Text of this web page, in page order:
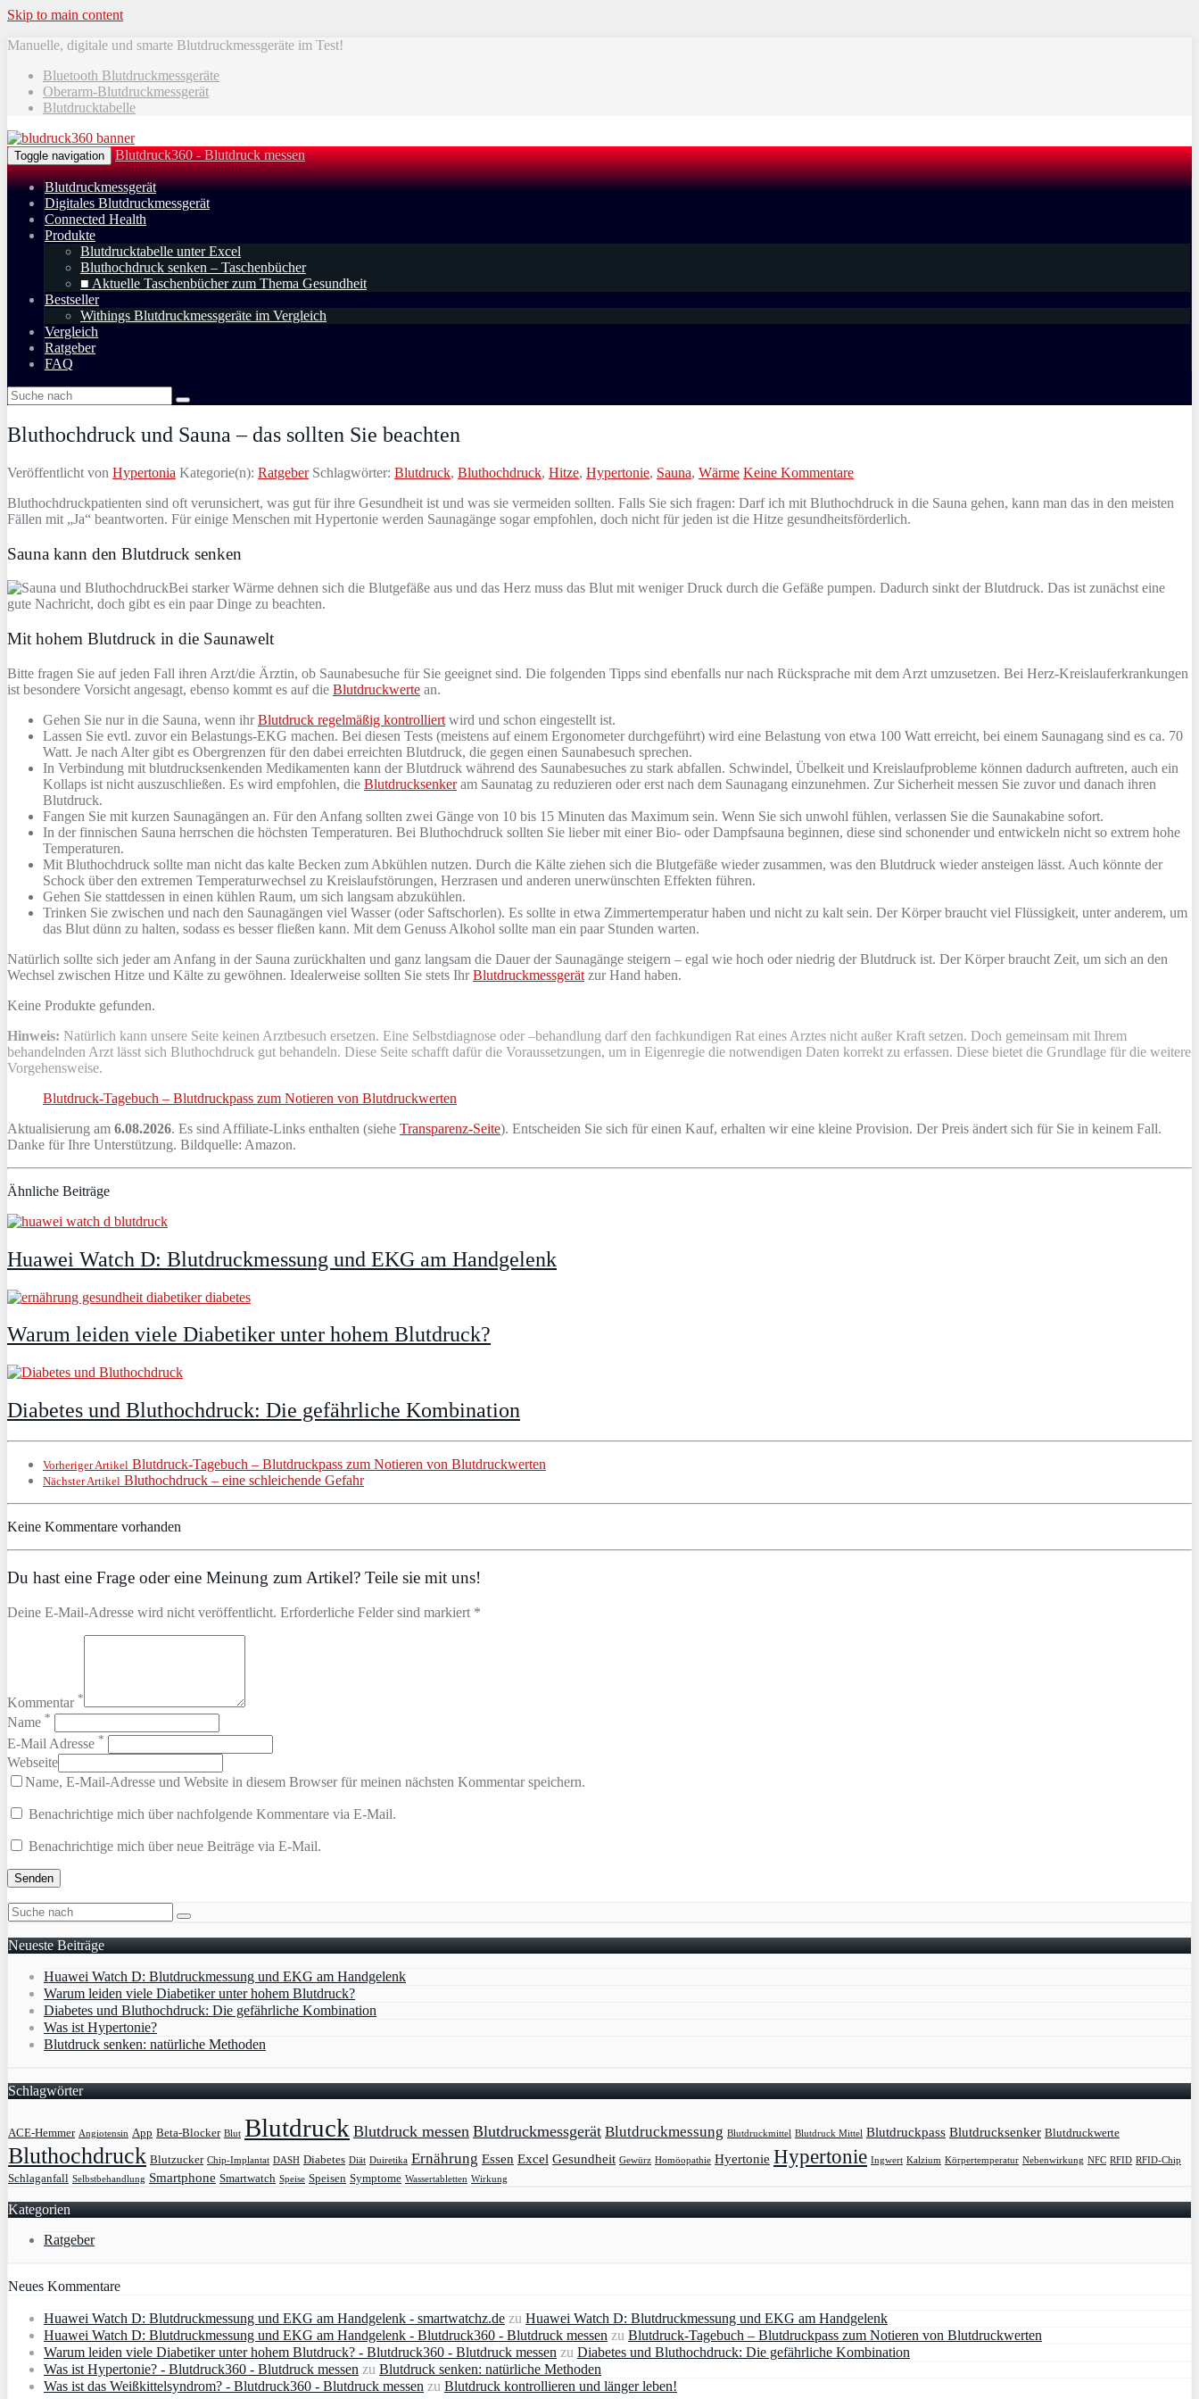
Skip to main content
Manuelle, digitale und smarte Blutdruckmessgeräte im Test!
Bluetooth Blutdruckmessgeräte
Oberarm-Blutdruckmessgerät
Blutdrucktabelle
Toggle navigation Blutdruck360 - Blutdruck messen
Blutdruckmessgerät
Digitales Blutdruckmessgerät
Connected Health
Produkte
Blutdrucktabelle unter Excel
Bluthochdruck senken – Taschenbücher
■ Aktuelle Taschenbücher zum Thema Gesundheit
Bestseller
Withings Blutdruckmessgeräte im Vergleich
Vergleich
Ratgeber
FAQ
Bluthochdruck und Sauna – das sollten Sie beachten
Veröffentlicht von Hypertonia Kategorie(n): RatgeberSchlagwörter: Blutdruck, Bluthochdruck, Hitze, Hypertonie, Sauna, Wärme Keine Kommentare
Bluthochdruckpatienten sind oft verunsichert, was gut für ihre Gesundheit ist und was sie vermeiden sollten. Falls Sie sich fragen: Darf ich mit Bluthochdruck in die Sauna gehen, kann man das in den meisten
Fällen mit „Ja“ beantworten. Für einige Menschen mit Hypertonie werden Saunagänge sogar empfohlen, doch nicht für jeden ist die Hitze gesundheitsförderlich.
Sauna kann den Blutdruck senken
Bei starker Wärme dehnen sich die Blutgefäße aus und das Herz muss das Blut mit weniger Druck durch die Gefäße pumpen. Dadurch sinkt der Blutdruck. Das ist zunächst eine
gute Nachricht, doch gibt es ein paar Dinge zu beachten.
Mit hohem Blutdruck in die Saunawelt
Bitte fragen Sie auf jeden Fall ihren Arzt/die Ärztin, ob Saunabesuche für Sie geeignet sind. Die folgenden Tipps sind ebenfalls nur nach Rücksprache mit dem Arzt umzusetzen. Bei Herz-Kreislauferkrankungen
ist besondere Vorsicht angesagt, ebenso kommt es auf die Blutdruckwerte an.
Gehen Sie nur in die Sauna, wenn ihrBlutdruck regelmäßig kontrolliert wird und schon eingestellt ist.
Lassen Sie evtl. zuvor ein Belastungs-EKG machen. Bei diesen Tests (meistens auf einem Ergonometer durchgeführt) wird eine Belastung von etwa 100 Watt erreicht, bei einem Saunagang sind es ca. 70
Watt. Je nach Alter gibt es Obergrenzen für den dabei erreichten Blutdruck, die gegen einen Saunabesuch sprechen.
In Verbindung mit blutdrucksenkenden Medikamenten kann der Blutdruck während des Saunabesuches zu stark abfallen. Schwindel, Übelkeit und Kreislaufprobleme können dadurch auftreten, auch ein
Kollaps ist nicht auszuschließen. Es wird empfohlen, die Blutdrucksenkeram Saunatag zu reduzieren oder erst nach dem Saunagang einzunehmen. Zur Sicherheit messen Sie zuvor und danach ihren
Blutdruck.
Fangen Sie mit kurzen Saunagängen an. Für den Anfang sollten zwei Gänge von 10 bis 15 Minuten das Maximum sein. Wenn Sie sich unwohl fühlen, verlassen Sie die Saunakabine sofort.
In der finnischen Sauna herrschen die höchsten Temperaturen. Bei Bluthochdruck sollten Sie lieber mit einer Bio- oder Dampfsauna beginnen, diese sind schonender und entwickeln nicht so extrem hohe
Temperaturen.
Mit Bluthochdruck sollte man nicht das kalte Becken zum Abkühlen nutzen. Durch die Kälte ziehen sich die Blutgefäße wieder zusammen, was den Blutdruck wieder ansteigen lässt. Auch könnte der
Schock über den extremen Temperaturwechsel zu Kreislaufstörungen, Herzrasen und anderen unerwünschten Effekten führen.
Gehen Sie stattdessen in einen kühlen Raum, um sich langsam abzukühlen.
Trinken Sie zwischen und nach den Saunagängen viel Wasser (oder Saftschorlen). Es sollte in etwa Zimmertemperatur haben und nicht zu kalt sein. Der Körper braucht viel Flüssigkeit, unter anderem, um
das Blut dünn zu halten, sodass es besser fließen kann. Mit dem Genuss Alkohol sollte man ein paar Stunden warten.
Natürlich sollte sich jeder am Anfang in der Sauna zurückhalten und ganz langsam die Dauer der Saunagänge steigern – egal wie hoch oder niedrig der Blutdruck ist. Der Körper braucht Zeit, um sich an den
Wechsel zwischen Hitze und Kälte zu gewöhnen. Idealerweise sollten Sie stets IhrBlutdruckmessgerät zur Hand haben.
Keine Produkte gefunden.
Hinweis: Natürlich kann unsere Seite keinen Arztbesuch ersetzen. Eine Selbstdiagnose oder –behandlung darf den fachkundigen Rat eines Arztes nicht außer Kraft setzen. Doch gemeinsam mit Ihrem
behandelnden Arzt lässt sich Bluthochdruck gut behandeln. Diese Seite schafft dafür die Voraussetzungen, um in Eigenregie die notwendigen Daten korrekt zu erfassen. Diese bietet die Grundlage für die weitere
Vorgehensweise.
Blutdruck-Tagebuch – Blutdruckpass zum Notieren von Blutdruckwerten
Aktualisierung am 6.08.2026. Es sind Affiliate-Links enthalten (siehe Transparenz-Seite). Entscheiden Sie sich für einen Kauf, erhalten wir eine kleine Provision. Der Preis ändert sich für Sie in keinem Fall.
Danke für Ihre Unterstützung. Bildquelle: Amazon.
Ähnliche Beiträge
Huawei Watch D: Blutdruckmessung und EKG am Handgelenk
Warum leiden viele Diabetiker unter hohem Blutdruck?
Diabetes und Bluthochdruck: Die gefährliche Kombination
Vorheriger Artikel Blutdruck-Tagebuch – Blutdruckpass zum Notieren von Blutdruckwerten
Nächster Artikel Bluthochdruck – eine schleichende Gefahr
Keine Kommentare vorhanden
Du hast eine Frage oder eine Meinung zum Artikel? Teile sie mit uns!
Deine E-Mail-Adresse wird nicht veröffentlicht. Erforderliche Felder sind markiert *
Kommentar *
Name *
E-Mail Adresse *
Webseite
Name, E-Mail-Adresse und Website in diesem Browser für meinen nächsten Kommentar speichern.
Benachrichtige mich über nachfolgende Kommentare via E-Mail.
Benachrichtige mich über neue Beiträge via E-Mail.
Neueste Beiträge
Huawei Watch D: Blutdruckmessung und EKG am Handgelenk
Warum leiden viele Diabetiker unter hohem Blutdruck?
Diabetes und Bluthochdruck: Die gefährliche Kombination
Was ist Hypertonie?
Blutdruck senken: natürliche Methoden
Schlagwörter
ACE-Hemmer Angiotensin App Beta-Blocker Blut Blutdruck Blutdruck messen Blutdruckmessgerät Blutdruckmessung Blutdruckmittel Blutdruck Mittel Blutdruckpass Blutdrucksenker Blutdruckwerte
Bluthochdruck Blutzucker Chip-Implantat DASH Diabetes Diät Duiretika Ernährung Essen Excel Gesundheit Gewürz Homöopathie Hyertonie Hypertonie Ingwert Kalzium Körpertemperatur Nebenwirkung NFC RFID RFID-Chip
Schlaganfall Selbstbehandlung Smartphone Smartwatch Speise Speisen Symptome Wassertabletten Wirkung
Kategorien
Ratgeber
Neues Kommentare
Huawei Watch D: Blutdruckmessung und EKG am Handgelenk - smartwatchz.de zu Huawei Watch D: Blutdruckmessung und EKG am Handgelenk
Huawei Watch D: Blutdruckmessung und EKG am Handgelenk - Blutdruck360 - Blutdruck messen zu Blutdruck-Tagebuch – Blutdruckpass zum Notieren von Blutdruckwerten
Warum leiden viele Diabetiker unter hohem Blutdruck? - Blutdruck360 - Blutdruck messen zu Diabetes und Bluthochdruck: Die gefährliche Kombination
Was ist Hypertonie? - Blutdruck360 - Blutdruck messen zu Blutdruck senken: natürliche Methoden
Was ist das Weißkittelsyndrom? - Blutdruck360 - Blutdruck messen zu Blutdruck kontrollieren und länger leben!